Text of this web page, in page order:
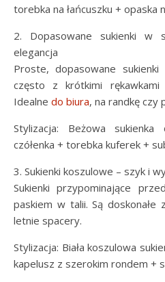
torebka na łańcuszku + opaska
2. Dopasowane sukienki w
elegancja
Proste, dopasowane
często z krótkimi rękawkami
Idealne do biura, na randkę czy
Stylizacja: Beżowa sukienka
czółenka + torebka kuferek +
3. Sukienki koszulowe – szyk i
Sukienki przypominające
paskiem w talii. Są
letnie spacery.
Stylizacja: Biała koszulowa
kapelusz z szerokim rondem +